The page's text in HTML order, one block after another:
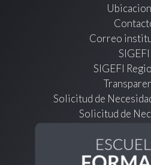
Correo
SIGEFI
SIGEFI
Solicitud de
Solicitud de